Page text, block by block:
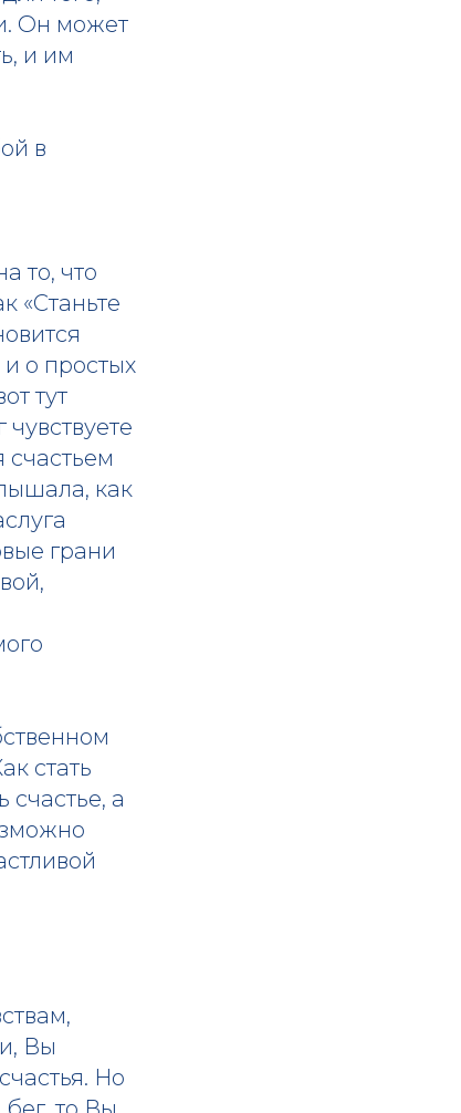
Он может
и им
в
то, что
«Станьте
о простых
тут
счастьем
как
грани
стать
счастье, а
Вы
Но